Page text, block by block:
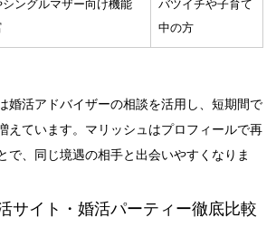
シングルマザー向け機能
バツイチや子育て
中の方
婚活アドバイザーの相談を活用し、短期間で
えています。マリッシュはプロフィールで再
で、同じ境遇の相手と出会いやすくなりま
サイト・婚活パーティー徹底比較